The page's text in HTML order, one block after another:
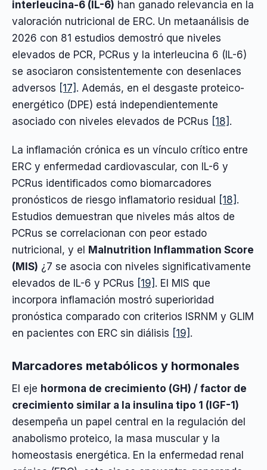
interleucina-6 (IL-6) han ganado relevancia en la
valoración nutricional de ERC. Un metaanálisis de
2026 con 81 estudios demostró que niveles
elevados de PCR, PCRus y la interleucina 6 (IL-6)
se asociaron consistentemente con desenlaces
adversos [17] . Además, en el desgaste proteico-
energético (DPE) está independientemente
asociado con niveles elevados de PCRus [18] .
La inflamación crónica es un vínculo crítico entre
ERC y enfermedad cardiovascular, con IL-6 y
PCRus identificados como biomarcadores
pronósticos de riesgo inflamatorio residual
[18] .
Estudios demuestran que niveles más altos de
PCRus se correlacionan con peor estado
nutricional, y el
Malnutrition Inflammation Score
(MIS) ¿7 se asocia con niveles significativamente
elevados de IL-6 y PCRus [19] . El MIS que
incorpora inflamación mostró superioridad
pronóstica comparado con criterios ISRNM y GLIM
en pacientes con ERC sin diálisis [19] .
Marcadores metabólicos y hormonales
El eje hormona de crecimiento (GH) / factor de
crecimiento similar a la insulina tipo 1 (IGF-1)
desempeña un papel central en la regulación del
anabolismo proteico, la masa muscular y la
homeostasis energética. En la enfermedad renal